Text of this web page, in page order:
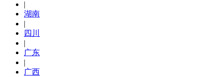
|
湖南
|
四川
|
广东
|
广西